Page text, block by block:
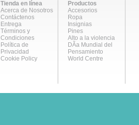
Tienda en línea
Acerca de Nosotros
Contáctenos
Entrega
Términos y
Condiciones
Política de
Privacidad
Cookie Policy
Productos
Accesorios
Ropa
Insignias
Pines
Alto a la violencia
DÃ­a Mundial del
Pensamiento
World Centre